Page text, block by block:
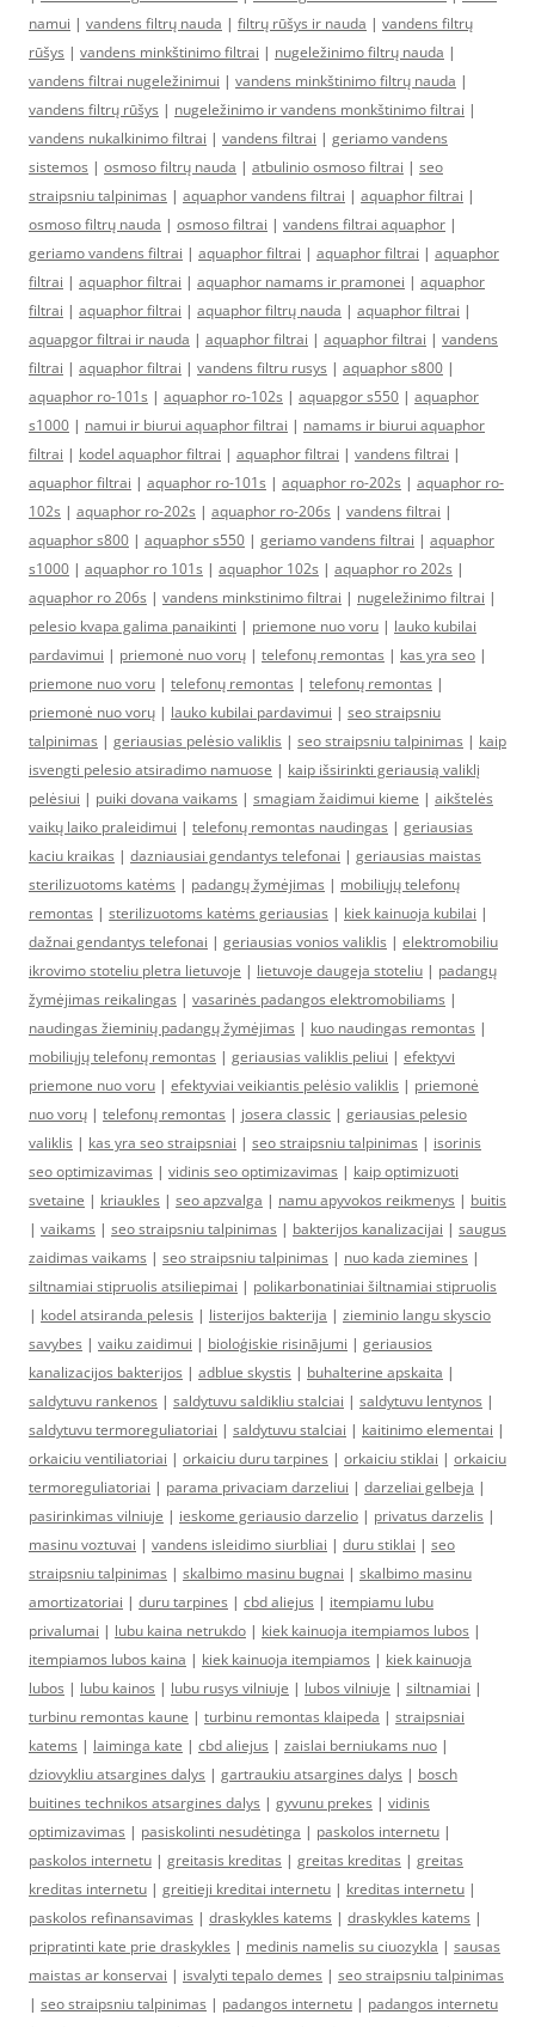
namui | vandens filtrų nauda | filtrų rūšys ir nauda | vandens filtrų
rūšys | vandens minkštinimo filtrai | nugeležinimo filtrų nauda |
vandens filtrai nugeležinimui | vandens minkštinimo filtrų nauda |
vandens filtrų rūšys | nugeležinimo ir vandens monkštinimo filtrai |
vandens nukalkinimo filtrai | vandens filtrai | geriamo vandens
sistemos | osmoso filtrų nauda | atbulinio osmoso filtrai | seo
straipsniu talpinimas | aquaphor vandens filtrai | aquaphor filtrai |
osmoso filtrų nauda | osmoso filtrai | vandens filtrai aquaphor |
geriamo vandens filtrai | aquaphor filtrai | aquaphor filtrai | aquaphor
filtrai | aquaphor filtrai | aquaphor namams ir pramonei | aquaphor
filtrai | aquaphor filtrai | aquaphor filtrų nauda | aquaphor filtrai |
aquapgor filtrai ir nauda | aquaphor filtrai | aquaphor filtrai | vandens
filtrai | aquaphor filtrai | vandens filtru rusys | aquaphor s800 |
aquaphor ro-101s | aquaphor ro-102s | aquapgor s550 | aquaphor
s1000 | namui ir biurui aquaphor filtrai | namams ir biurui aquaphor
filtrai | kodel aquaphor filtrai | aquaphor filtrai | vandens filtrai |
aquaphor filtrai | aquaphor ro-101s | aquaphor ro-202s | aquaphor ro-
102s | aquaphor ro-202s | aquaphor ro-206s | vandens filtrai |
aquaphor s800 | aquaphor s550 | geriamo vandens filtrai | aquaphor
s1000 | aquaphor ro 101s | aquaphor 102s | aquaphor ro 202s |
aquaphor ro 206s | vandens minkstinimo filtrai | nugeležinimo filtrai |
pelesio kvapa galima panaikinti | priemone nuo voru | lauko kubilai
pardavimui | priemonė nuo vorų | telefonų remontas | kas yra seo |
priemone nuo voru | telefonų remontas | telefonų remontas |
priemonė nuo vorų | lauko kubilai pardavimui | seo straipsniu
talpinimas | geriausias pelėsio valiklis | seo straipsniu talpinimas | kaip
isvengti pelesio atsiradimo namuose | kaip išsirinkti geriausią valiklį
pelėsiui | puiki dovana vaikams | smagiam žaidimui kieme | aikštelės
vaikų laiko praleidimui | telefonų remontas naudingas | geriausias
kaciu kraikas | dazniausiai gendantys telefonai | geriausias maistas
sterilizuotoms katėms | padangų žymėjimas | mobiliųjų telefonų
remontas | sterilizuotoms katėms geriausias | kiek kainuoja kubilai |
dažnai gendantys telefonai | geriausias vonios valiklis | elektromobiliu
ikrovimo stoteliu pletra lietuvoje | lietuvoje daugeja stoteliu | padangų
žymėjimas reikalingas | vasarinės padangos elektromobiliams |
naudingas žieminių padangų žymėjimas | kuo naudingas remontas |
mobiliųjų telefonų remontas | geriausias valiklis peliui | efektyvi
priemone nuo voru | efektyviai veikiantis pelėsio valiklis | priemonė
nuo vorų | telefonų remontas | josera classic | geriausias pelesio
valiklis | kas yra seo straipsniai | seo straipsniu talpinimas | isorinis
seo optimizavimas | vidinis seo optimizavimas | kaip optimizuoti
svetaine | kriaukles | seo apzvalga | namu apyvokos reikmenys | buitis
| vaikams | seo straipsniu talpinimas | bakterijos kanalizacijai | saugus
zaidimas vaikams | seo straipsniu talpinimas | nuo kada ziemines |
siltnamiai stipruolis atsiliepimai | polikarbonatiniai šiltnamiai stipruolis
| kodel atsiranda pelesis | listerijos bakterija | zieminio langu skyscio
savybes | vaiku zaidimui | bioloģiskie risinājumi | geriausios
kanalizacijos bakterijos | adblue skystis | buhalterine apskaita |
saldytuvu rankenos | saldytuvu saldikliu stalciai | saldytuvu lentynos |
saldytuvu termoreguliatoriai | saldytuvu stalciai | kaitinimo elementai |
orkaiciu ventiliatoriai | orkaiciu duru tarpines | orkaiciu stiklai | orkaiciu
termoreguliatoriai | parama privaciam darzeliui | darzeliai gelbeja |
pasirinkimas vilniuje | ieskome geriausio darzelio | privatus darzelis |
masinu voztuvai | vandens isleidimo siurbliai | duru stiklai | seo
straipsniu talpinimas | skalbimo masinu bugnai | skalbimo masinu
amortizatoriai | duru tarpines | cbd aliejus | itempiamu lubu
privalumai | lubu kaina netrukdo | kiek kainuoja itempiamos lubos |
itempiamos lubos kaina | kiek kainuoja itempiamos | kiek kainuoja
lubos | lubu kainos | lubu rusys vilniuje | lubos vilniuje | siltnamiai |
turbinu remontas kaune | turbinu remontas klaipeda | straipsniai
katems | laiminga kate | cbd aliejus | zaislai berniukams nuo |
dziovykliu atsargines dalys | gartraukiu atsargines dalys | bosch
buitines technikos atsargines dalys | gyvunu prekes | vidinis
optimizavimas | pasiskolinti nesudėtinga | paskolos internetu |
paskolos internetu | greitasis kreditas | greitas kreditas | greitas
kreditas internetu | greitieji kreditai internetu | kreditas internetu |
paskolos refinansavimas | draskykles katems | draskykles katems |
pripratinti kate prie draskykles | medinis namelis su ciuozykla | sausas
maistas ar konservai | isvalyti tepalo demes | seo straipsniu talpinimas
| seo straipsniu talpinimas | padangos internetu | padangos internetu